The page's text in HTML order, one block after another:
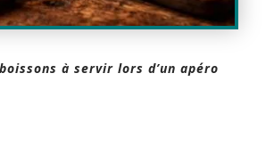
à servir lors d’un apéro